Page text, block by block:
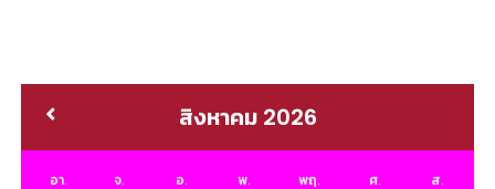
สิงหาคม 2026
อา. จ. อ. พ. พฤ. ศ. ส.